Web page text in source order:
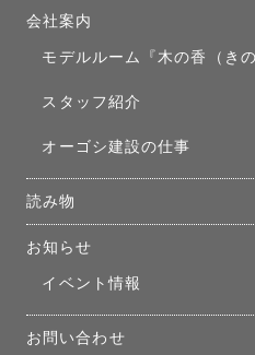
会社案内
モデルルーム『木の香（きの
スタッフ紹介
オーゴシ建設の仕事
読み物
お知らせ
イベント情報
お問い合わせ